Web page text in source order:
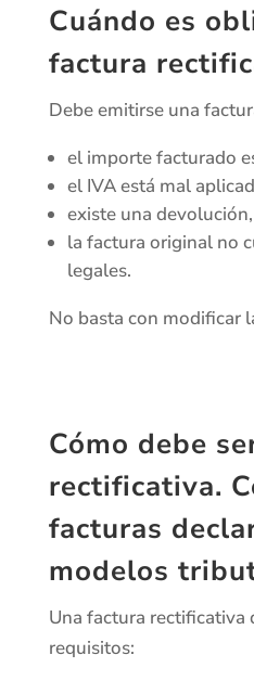
Cuándo es
factura
Debe emitirse una
el importe facturado
el IVA está mal
existe una devolución,
la factura original no
legales.
No basta con modificar
Cómo debe
rectificativa.
facturas
modelos
Una factura rectificativa
requisitos: